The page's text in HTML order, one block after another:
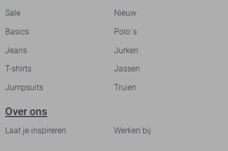
Sale
Nieuw
Basics
Polo`s
Jeans
Jurken
T-shirts
Jassen
Jumpsuits
Truien
Over ons
Laat je inspireren Werken bij